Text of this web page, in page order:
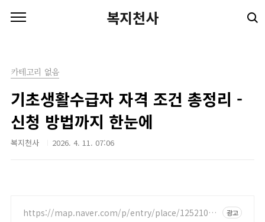
복지천사
카테고리 없음
기초생활수급자 자격 조건 총정리 -
신청 방법까지 한눈에
복지천사 2026. 4. 11. 07:06
https://map.naver.com/p/entry/place/12521092
광고